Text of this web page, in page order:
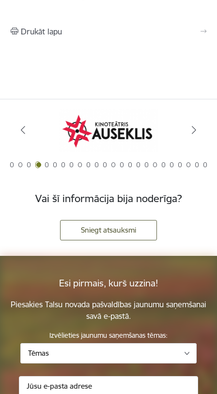
Drukāt lapu
Vai šī informācija bija noderīga?
Sniegt atsauksmi
Esi pirmais, kurš uzzina!
Piesakies Talsu novada pašvaldības jaunumu saņemšanai
savā e-pastā.
Izvēlieties jaunumu saņemšanas tēmas:
Tēmas